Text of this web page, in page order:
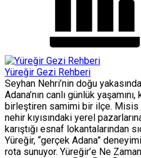
Yüreğir Gezi Rehberi
Seyhan Nehri’nin doğu
Adana’nın canlı günlük
birleştiren samimi bir ilçe. Misis
nehir kıyısındaki yerel
karıştığı esnaf lokantalarından
Yüreğir, “gerçek Adana”
rota sunuyor. Yüreğir’e Ne